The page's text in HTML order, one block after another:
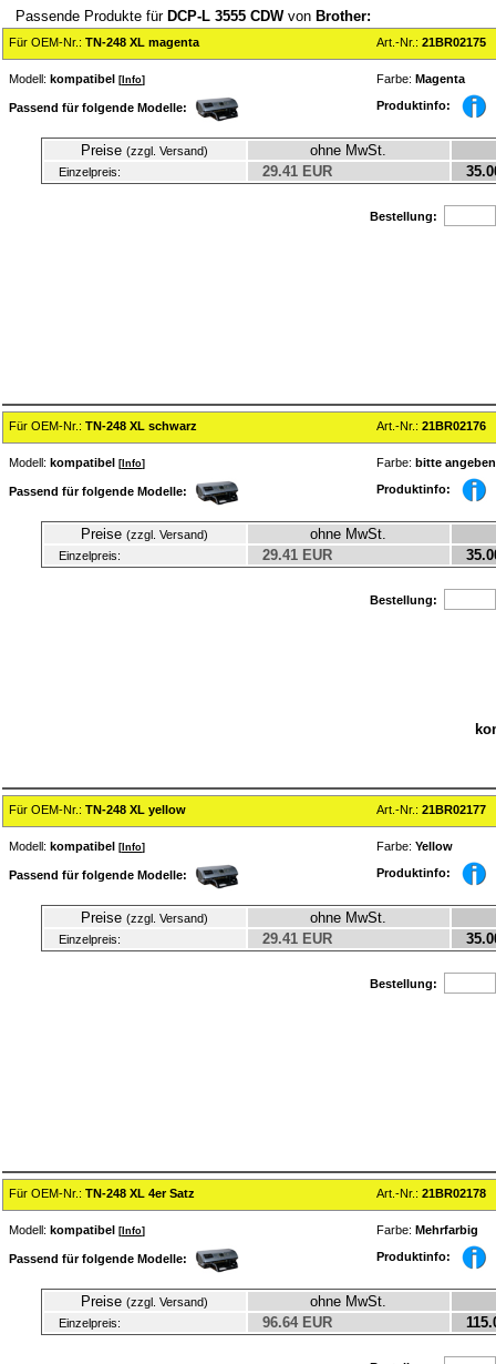
Passende Produkte für DCP-L 3555 CDWvon Brother:
Für OEM-Nr.: TN-248 XL magenta Art.-Nr.: 21BR02175
Modell: kompatibel [ Info] Farbe: Magenta
Passend für folgende Modelle: Produktinfo:
Preise (zzgl. Versand) ohne MwSt.
Einzelpreis: 29.41 EUR
Bestellung:
Für OEM-Nr.: TN-248 XL schwarz Art.-Nr.: 21BR02176
Modell: kompatibel [ Info] Farbe: bitte
Passend für folgende Modelle: Produktinfo:
Preise (zzgl. Versand) ohne MwSt.
Einzelpreis: 29.41 EUR
Bestellung:
Für OEM-Nr.: TN-248 XL yellow Art.-Nr.: 21BR02177
Modell: kompatibel [ Info] Farbe: Yellow
Passend für folgende Modelle: Produktinfo:
Preise (zzgl. Versand) ohne MwSt.
Einzelpreis: 29.41 EUR
Bestellung:
Für OEM-Nr.: TN-248 XL 4er Satz Art.-Nr.: 21BR02178
Modell: kompatibel [ Info] Farbe: Mehrfarbig
Passend für folgende Modelle: Produktinfo:
Preise (zzgl. Versand) ohne MwSt.
Einzelpreis: 96.64 EUR